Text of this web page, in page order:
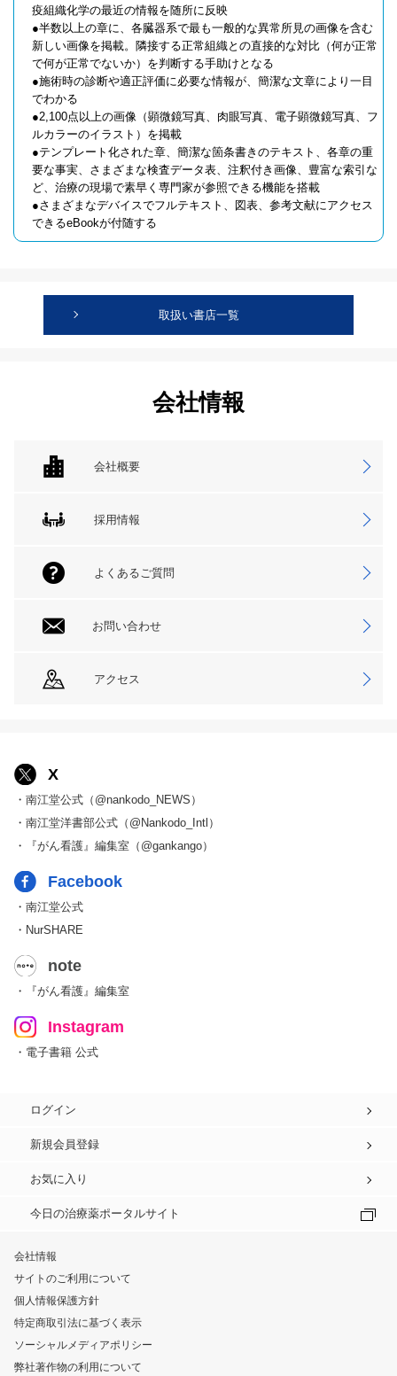
疫組織化学の最近の情報を随所に反映
●半数以上の章に、各臓器系で最も一般的な異常所見の画像を含む
新しい画像を掲載。隣接する正常組織との直接的な対比（何が正常
で何が正常でないか）を判断する手助けとなる
●施術時の診断や適正評価に必要な情報が、簡潔な文章により一目
でわかる
●2,100点以上の画像（顕微鏡写真、肉眼写真、電子顕微鏡写真、フ
ルカラーのイラスト）を掲載
●テンプレート化された章、簡潔な箇条書きのテキスト、各章の重
要な事実、さまざまな検査データ表、注釈付き画像、豊富な索引な
ど、治療の現場で素早く専門家が参照できる機能を搭載
●さまざまなデバイスでフルテキスト、図表、参考文献にアクセス
できるeBookが付随する
取扱い書店一覧
会社情報
会社概要
採用情報
よくあるご質問
お問い合わせ
アクセス
X
・南江堂公式（@nankodo_NEWS）
・南江堂洋書部公式（@Nankodo_Intl）
・『がん看護』編集室（@gankango）
Facebook
・南江堂公式
・NurSHARE
note
・『がん看護』編集室
Instagram
・電子書籍 公式
ログイン
新規会員登録
お気に入り
今日の治療薬ポータルサイト
会社情報
サイトのご利用について
個人情報保護方針
特定商取引法に基づく表示
ソーシャルメディアポリシー
弊社著作物の利用について